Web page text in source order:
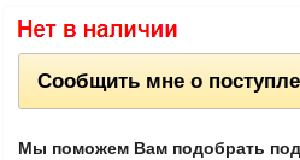
Сообщить мне о
Мы поможем Вам подобрать